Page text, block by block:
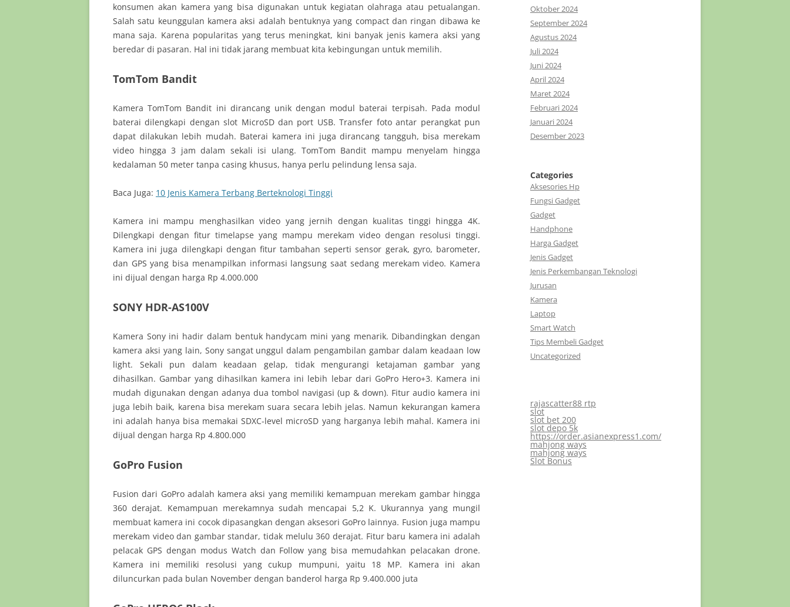
konsumen akan kamera yang bisa digunakan untuk kegiatan olahraga atau petualangan.
Salah satu keunggulan kamera aksi adalah bentuknya yang compact dan ringan dibawa ke
mana saja. Karena popularitas yang terus meningkat, kini banyak jenis kamera aksi yang
beredar di pasaran. Hal ini tidak jarang membuat kita kebingungan untuk memilih.
TomTom Bandit
Kamera TomTom Bandit ini dirancang unik dengan modul baterai terpisah. Pada modul
baterai dilengkapi dengan slot MicroSD dan port USB. Transfer foto antar perangkat pun
dapat dilakukan lebih mudah. Baterai kamera ini juga dirancang tangguh, bisa merekam
video hingga 3 jam dalam sekali isi ulang. TomTom Bandit mampu menyelam hingga
kedalaman 50 meter tanpa casing khusus, hanya perlu pelindung lensa saja.
Baca Juga: 10 Jenis Kamera Terbang Berteknologi Tinggi
Kamera ini mampu menghasilkan video yang jernih dengan kualitas tinggi hingga 4K.
Dilengkapi dengan fitur timelapse yang mampu merekam video dengan resolusi tinggi.
Kamera ini juga dilengkapi dengan fitur tambahan seperti sensor gerak, gyro, barometer,
dan GPS yang bisa menampilkan informasi langsung saat sedang merekam video. Kamera
ini dijual dengan harga Rp 4.000.000
SONY HDR-AS100V
Kamera Sony ini hadir dalam bentuk handycam mini yang menarik. Dibandingkan dengan
kamera aksi yang lain, Sony sangat unggul dalam pengambilan gambar dalam keadaan low
light. Sekali pun dalam keadaan gelap, tidak mengurangi ketajaman gambar yang
dihasilkan. Gambar yang dihasilkan kamera ini lebih lebar dari GoPro Hero+3. Kamera ini
mudah digunakan dengan adanya dua tombol navigasi (up & down). Fitur audio kamera ini
juga lebih baik, karena bisa merekam suara secara lebih jelas. Namun kekurangan kamera
ini adalah hanya bisa memakai SDXC-level microSD yang harganya lebih mahal. Kamera ini
dijual dengan harga Rp 4.800.000
GoPro Fusion
Fusion dari GoPro adalah kamera aksi yang memiliki kemampuan merekam gambar hingga
360 derajat. Kemampuan merekamnya sudah mencapai 5,2 K. Ukurannya yang mungil
membuat kamera ini cocok dipasangkan dengan aksesori GoPro lainnya. Fusion juga mampu
merekam video dan gambar standar, tidak melulu 360 derajat. Fitur baru kamera ini adalah
pelacak GPS dengan modus Watch dan Follow yang bisa memudahkan pelacakan drone.
Kamera ini memiliki resolusi yang cukup mumpuni, yaitu 18 MP. Kamera ini akan
diluncurkan pada bulan November dengan banderol harga Rp 9.400.000 juta
Oktober 2024
September 2024
Agustus 2024
Juli 2024
Juni 2024
April 2024
Maret 2024
Februari 2024
Januari 2024
Desember 2023
Categories
Aksesories Hp
Fungsi Gadget
Gadget
Handphone
Harga Gadget
Jenis Gadget
Jenis Perkembangan Teknologi
Jurusan
Kamera
Laptop
Smart Watch
Tips Membeli Gadget
Uncategorized
rajascatter88 rtp
slot
slot bet 200
slot depo 5k
https://order.asianexpress1.com/
mahjong ways
mahjong ways
Slot Bonus